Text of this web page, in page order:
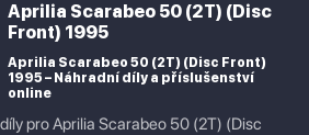
Aprilia Scarabeo 50 (2T) (Disc
Front) 1995
Aprilia Scarabeo 50 (2T) (Disc Front)
1995 – Náhradní díly a příslušenství
online
pro Aprilia Scarabeo 50 (2T) (Disc